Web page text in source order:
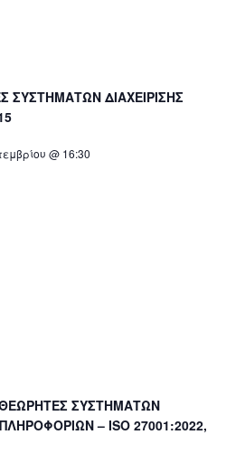
ΣΥΣΤΗΜΑΤΩΝ ΔΙΑΧΕΙΡΙΣΗΣ
@ 16:30
ΣΥΣΤΗΜΑΤΩΝ
– ISO 27001:2022,